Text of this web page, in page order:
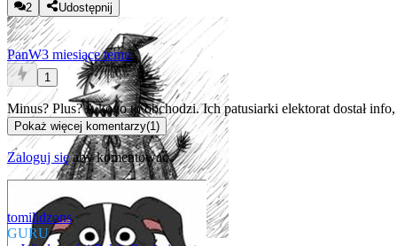
2
Udostępnij
PanW3 miesiące temu
1
Minus? Plus? A kogo to obchodzi. Ich patusiarki elektorat dostał
Pokaż więcej komentarzy(1)
Zaloguj sięaby komentować
tomilidzons
GURU